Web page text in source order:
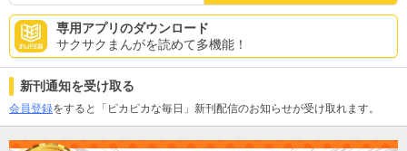
専用アプリのダウンロード
サクサクまんがを読めて多機能！
新刊通知を受け取る
会員登録をすると「ピカピカな毎日」新刊配信のお知らせが受け取れます。